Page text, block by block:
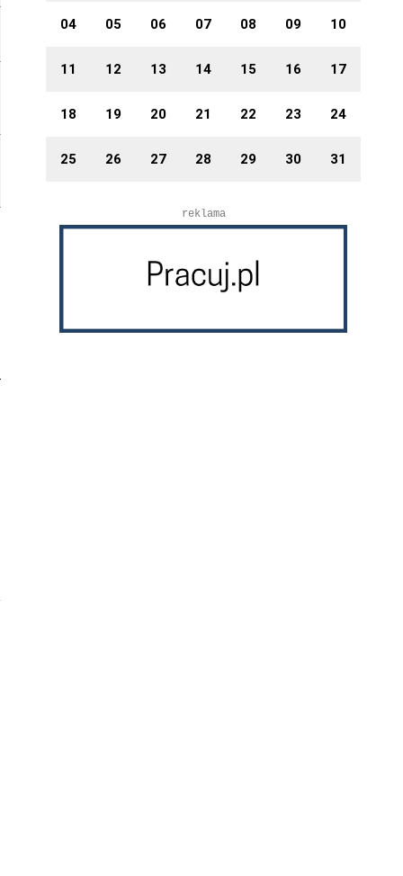
04 05 06 07 08 09 10
11 12 13 14 15 16 17
18 19 20 21 22 23 24
25 26 27 28 29 30 31
reklama